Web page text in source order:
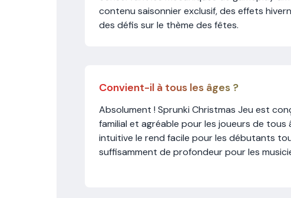
contenu saisonnier exclusif, des effets
des défis sur le thème des fêtes.
Convient-il à tous les âges ?
Absolument ! Sprunki Christmas Jeu est
familial et agréable pour les joueurs de tous
intuitive le rend facile pour les débutants
suffisamment de profondeur pour les